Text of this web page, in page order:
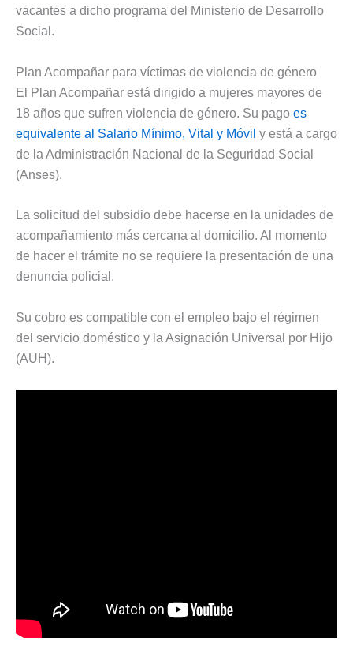
vacantes a dicho programa del Ministerio de Desarrollo
Social.
Plan Acompañar para víctimas de violencia de género
El Plan Acompañar está dirigido a mujeres mayores de
18 años que sufren violencia de género. Su pago es
equivalente al Salario Mínimo, Vital y Móvil y está a cargo
de la Administración Nacional de la Seguridad Social
(Anses).
La solicitud del subsidio debe hacerse en la unidades de
acompañamiento más cercana al domicilio. Al momento
de hacer el trámite no se requiere la presentación de una
denuncia policial.
Su cobro es compatible con el empleo bajo el régimen
del servicio doméstico y la Asignación Universal por Hijo
(AUH).